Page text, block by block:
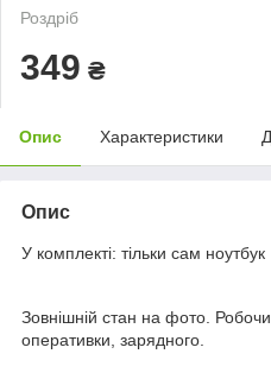
Роздріб
349 ₴
Опис Характеристики
Опис
У комплекті: тільки сам ноутбук
Зовнішній стан на фото.
оперативки, зарядного.